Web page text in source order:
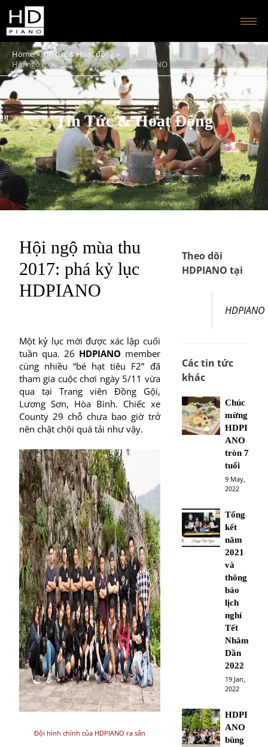
Home
Tin tức & Hoạt động
Hội ngộ mùa thu 2017: phá kỷ lục HDPIANO
Tin Tức & Hoạt Động
Hội ngộ mùa thu
2017: phá kỷ lục
HDPIANO
Một kỷ lục mới được xác lập cuối
tuần qua. 26 HDPIANO member
cùng nhiều “bé hạt tiêu F2” đã
tham gia cuộc chơi ngày 5/11 vừa
qua tại Trang viên Đồng Gội,
Lương Sơn, Hòa Bình. Chiếc xe
County 29 chỗ chưa bao giờ trở
nên chật chội quá tải như vậy.
Đội hình chính của HDPIANO ra sân
Theo dõi
HDPIANO tại
HDPIANO
Các tin tức
khác
Chúc
mừng
HDPI
ANO
tròn 7
tuổi
9 May,
2022
Tổng
kết
năm
2021
và
thông
báo
lịch
nghỉ
Tết
Nhâm
Dần
2022
19 Jan,
2022
HDPI
ANO
bùng